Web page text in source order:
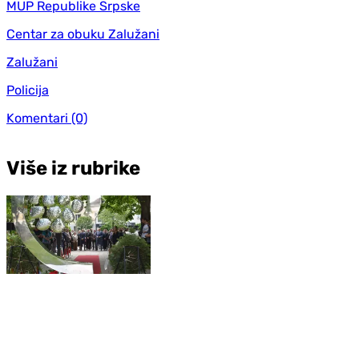
MUP Republike Srpske
Centar za obuku Zalužani
Zalužani
Policija
Komentari (0)
Više iz rubrike